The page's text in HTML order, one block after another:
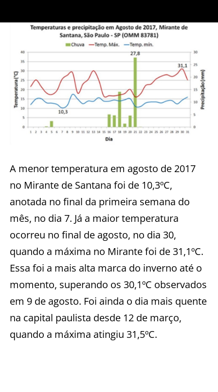
A menor temperatura em agosto de 2017
no Mirante de Santana foi de 10,3ºC,
anotada no final da primeira semana do
mês, no dia 7. Já a maior temperatura
ocorreu no final de agosto, no dia 30,
quando a máxima no Mirante foi de 31,1ºC.
Essa foi a mais alta marca do inverno até o
momento, superando os 30,1ºC observados
em 9 de agosto. Foi ainda o dia mais quente
na capital paulista desde 12 de março,
quando a máxima atingiu 31,5ºC.